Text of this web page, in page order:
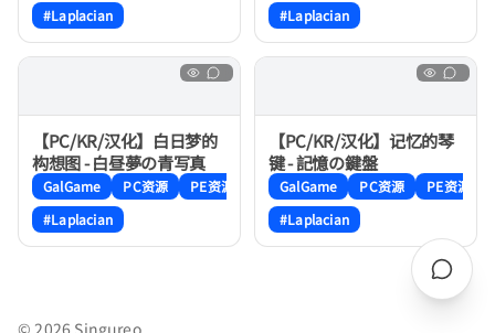
#Laplacian
#Laplacian
【PC/KR/汉化】白日梦的
构想图 - 白昼夢の青写真
GalGame PC资源
PE资源
#Laplacian
【PC/KR/汉化】记忆的琴
键 - 記憶の鍵盤
GalGame PC资源
PE资源
#Laplacian
© 2026 Singureo